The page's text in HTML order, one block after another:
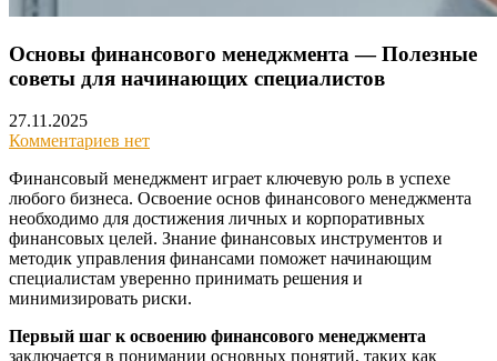
Основы финансового менеджмента — Полезные
советы для начинающих специалистов
27.11.2025
Комментариев нет
Финансовый менеджмент играет ключевую роль в успехе
любого бизнеса. Освоение основ финансового менеджмента
необходимо для достижения личных и корпоративных
финансовых целей. Знание финансовых инструментов и
методик управления финансами поможет начинающим
специалистам уверенно принимать решения и
минимизировать риски.
Первый шаг к освоению финансового менеджмента
заключается в понимании основных понятий, таких как